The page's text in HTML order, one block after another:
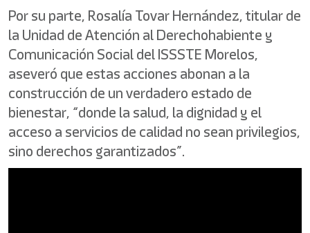
Por su parte, Rosalía Tovar Hernández, titular de
la Unidad de Atención al Derechohabiente y
Comunicación Social del ISSSTE Morelos,
aseveró que estas acciones abonan a la
construcción de un verdadero estado de
bienestar, “donde la salud, la dignidad y el
acceso a servicios de calidad no sean privilegios,
sino derechos garantizados”.